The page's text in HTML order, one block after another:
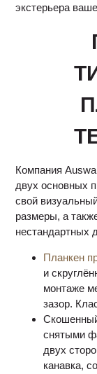
экстерьера
Компания
двух основных
свой
размеры, а
нестандартных
Планкен
и
монтаже
зазор.
снятыми
двух
канавка,